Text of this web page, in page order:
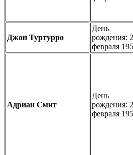
Джон Туртурро
День
рождения:
февраля
Адриан Смит
День
рождения:
февраля